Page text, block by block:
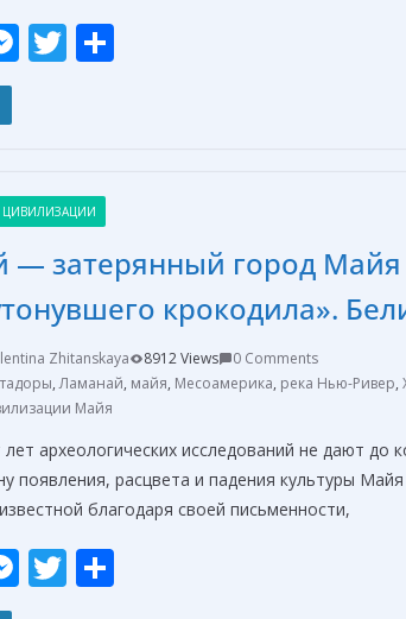
M
n
g
er
T
и
т
ь
ЦИВИЛИЗАЦИИ
— затерянный город Майя
крокодила».
Zhitanskaya 8912 Views
0 Comments
,Ламанай, майя, Месоамерика, река Нью-Ривер,
Майя
археологических исследований не дают до
появления, расцвета и падения культуры
благодаря своей письменности,
M T